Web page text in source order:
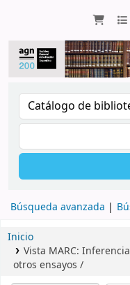
Búsqueda avanzada
Inicio
Vista MARC:
otros ensayos /